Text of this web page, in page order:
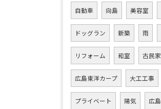
自動車 向島 美容室
ドッグラン 新築 雨
リフォーム 和室 古民家
広島東洋カープ 大工工事
プライベート 陽気 広島